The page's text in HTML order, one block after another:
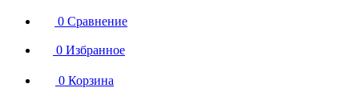
0 Сравнение
0 Избранное
0 Корзина